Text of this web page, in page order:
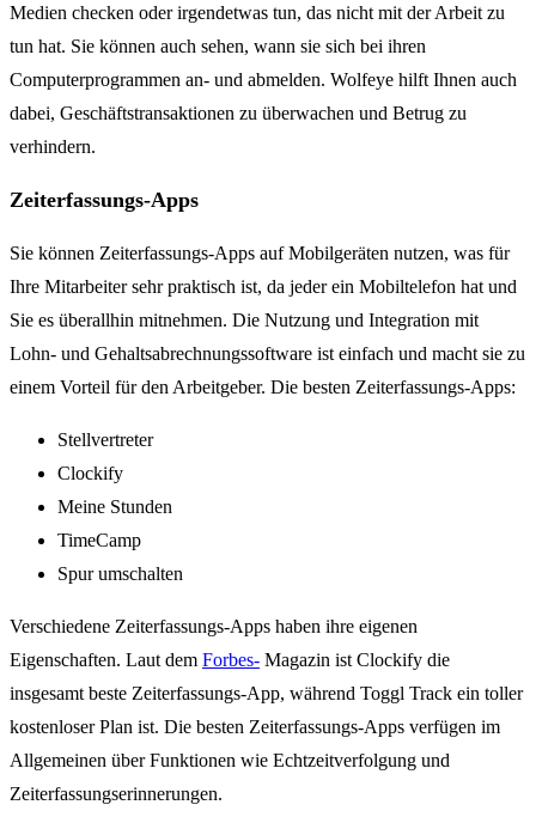
Medien checken oder irgendetwas tun, das nicht mit der Arbeit zu
tun hat. Sie können auch sehen, wann sie sich bei ihren
Computerprogrammen an- und abmelden. Wolfeye hilft Ihnen auch
dabei, Geschäftstransaktionen zu überwachen und Betrug zu
verhindern.
Zeiterfassungs-Apps
Sie können Zeiterfassungs-Apps auf Mobilgeräten nutzen, was für
Ihre Mitarbeiter sehr praktisch ist, da jeder ein Mobiltelefon hat und
Sie es überallhin mitnehmen. Die Nutzung und Integration mit
Lohn- und Gehaltsabrechnungssoftware ist einfach und macht sie zu
einem Vorteil für den Arbeitgeber. Die besten Zeiterfassungs-Apps:
Stellvertreter
Clockify
Meine Stunden
TimeCamp
Spur umschalten
Verschiedene Zeiterfassungs-Apps haben ihre eigenen
Eigenschaften. Laut dem Forbes- Magazin ist Clockify die
insgesamt beste Zeiterfassungs-App, während Toggl Track ein toller
kostenloser Plan ist. Die besten Zeiterfassungs-Apps verfügen im
Allgemeinen über Funktionen wie Echtzeitverfolgung und
Zeiterfassungserinnerungen.